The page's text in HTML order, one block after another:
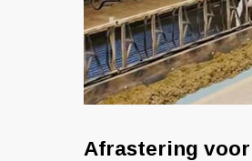
Afrastering